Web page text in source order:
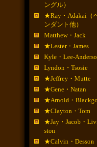
ングル）
★Ray・Adakai（
ンダント他）
Matthew・Jack
★Lester・James
Kyle・Lee-
Lyndon・Tsosie
★Jeffrey・Mutte
★Gene・Natan
★Arnold・
★Clayton・Tom
★Jay・Jacob・
ston
★Calvin・Desson